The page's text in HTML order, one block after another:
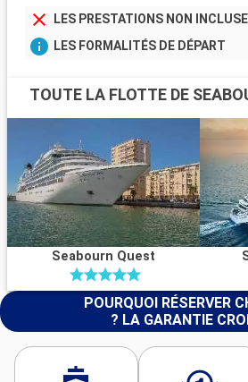
LES PRESTATIONS NON
LES FORMALITÉS DE DÉPART
TOUTE LA FLOTTE DE
Seabourn Quest
POURQUOI RÉSERVER
? LA GARANTIE